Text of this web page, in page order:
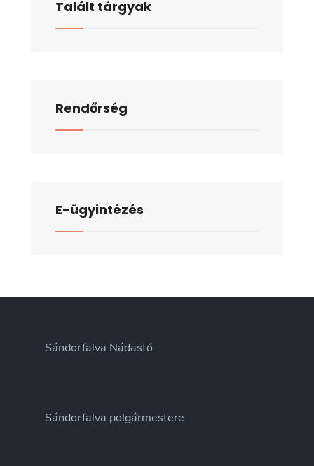
Talált tárgyak
Rendőrség
E-ügyintézés
Sándorfalva Nádastó
Sándorfalva polgármestere